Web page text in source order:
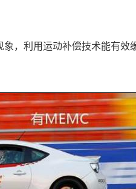
，利用运动补偿技术能有效